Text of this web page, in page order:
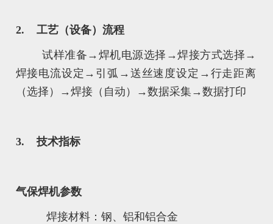
2. 工艺（设备）流程
试样准备→焊机电源选择→焊接方式选择→
焊接电流设定→引弧→送丝速度设定→行走距离
（选择）→焊接（自动）→数据采集→数据打印
3. 技术指标
气保焊机参数
焊接材料：钢、铝和铝合金